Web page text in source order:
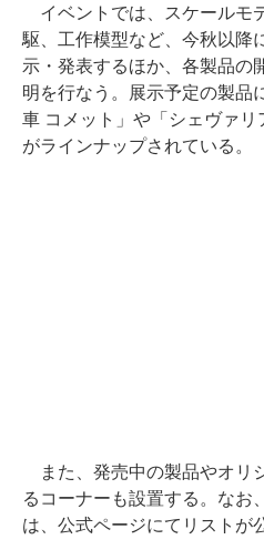
イベントでは、スケールモ
駆、工作模型など、今秋以降
示・発表するほか、各製品の
明を行なう。展示予定の製品
車 コメット」や「シェヴァ
がラインナップされている。
また、発売中の製品やオリ
るコーナーも設置する。なお
は、公式ページにてリストが